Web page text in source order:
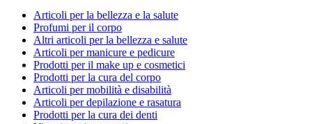
Articoli per la bellezza e la salute
Profumi per il corpo
Altri articoli per la bellezza e salute
Articoli per manicure e pedicure
Prodotti per il make up e cosmetici
Prodotti per la cura del corpo
Articoli per mobilità e disabilità
Articoli per depilazione e rasatura
Prodotti per la cura dei denti